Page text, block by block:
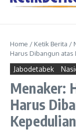
Home / Ketik Berita /
Harus Dibangun
Jabodetabek
Menaker:
Harus
Kepedulian